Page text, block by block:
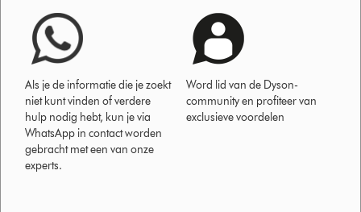
Als je de informatie die je zoekt
niet kunt vinden of verdere
hulp nodig hebt, kun je via
WhatsApp in contact worden
gebracht met een van onze
experts.
Word lid van de Dyson-
community en profiteer van
exclusieve voordelen